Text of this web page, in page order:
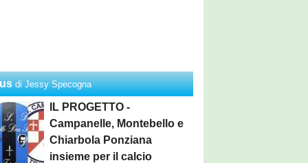
di Jessy Specogna
IL PROGETTO -
Campanelle, Montebello e
Chiarbola Ponziana
insieme per il calcio